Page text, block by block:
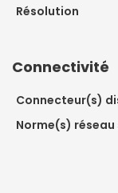
Résolution
Connectivité
Connecteur(s)
Norme(s)